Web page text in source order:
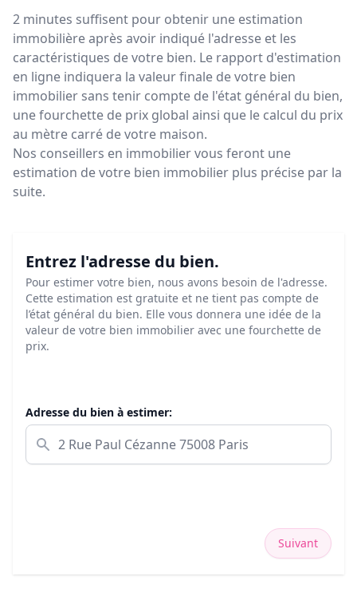
2 minutes suffisent pour obtenir une estimation
immobilière après avoir indiqué l'adresse et les
caractéristiques de votre bien. Le rapport d'estimation
en ligne indiquera la valeur finale de votre bien
immobilier sans tenir compte de l'état général du bien,
une fourchette de prix global ainsi que le calcul du prix
au mètre carré de votre maison.
Nos conseillers en immobilier vous feront une
estimation de votre bien immobilier plus précise par la
suite.
Entrez l'adresse du bien.
Pour estimer votre bien, nous avons besoin de l'adresse.
Cette estimation est gratuite et ne tient pas compte de
l’état général du bien. Elle vous donnera une idée de la
valeur de votre bien immobilier avec une fourchette de
prix.
Adresse du bien à estimer:
Suivant